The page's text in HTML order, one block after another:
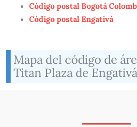
Código postal Bogotá
Código postal Engativá
Mapa del código de
Titan Plaza de Engativá